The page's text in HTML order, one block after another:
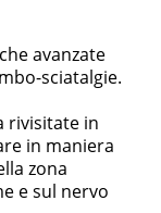
avanzate
sciatalgie.
rivisitate in
in maniera
zona
e sul nervo